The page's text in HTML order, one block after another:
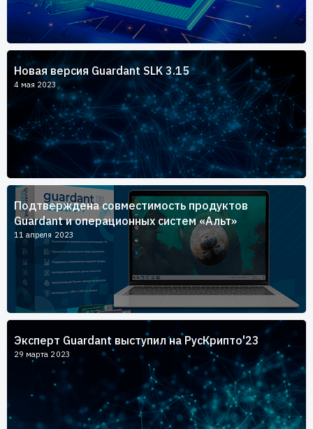
Новая версия Guardant SLK 3.15
4 мая 2023
Подтверждена совместимость продуктов
Guardant и операционных систем «Альт»
11 апреля 2023
Эксперт Guardant выступил на РусКрипто'23
29 марта 2023